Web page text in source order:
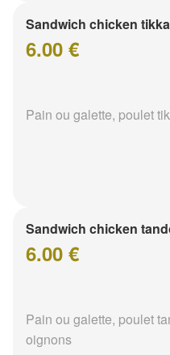
Sandwich chicken tikka
6.00 €
Pain ou galette, poulet
Sandwich chicken
6.00 €
Pain ou galette, poulet
oignons